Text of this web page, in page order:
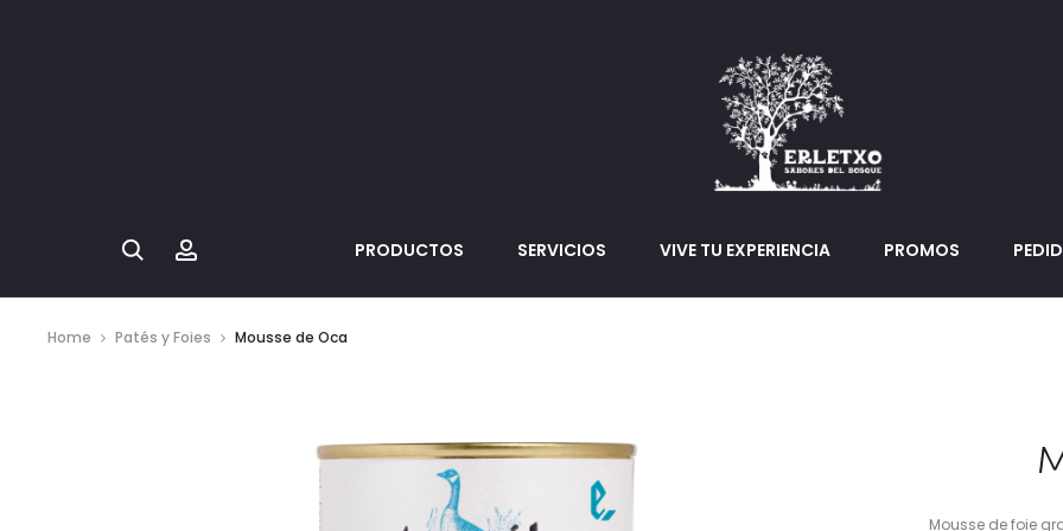
Search PRODUCTOS SERVICIOS VIVE TU EXPERIENCIA PROMOS
Home Patés y Foies Mousse de Oca
Mousse de foie